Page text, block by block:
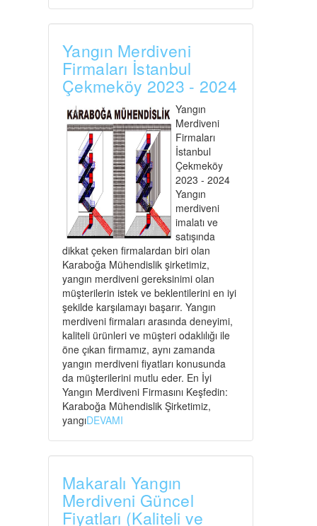
Yangın Merdiveni
Firmaları İstanbul
Çekmeköy 2023 - 2024
Yangın
Merdiveni
Firmaları
İstanbul
Çekmeköy
2023 - 2024
Yangın
merdiveni
imalatı ve
satışında
dikkat çeken firmalardan biri olan
Karaboğa Mühendislik şirketimiz,
yangın merdiveni gereksinimi olan
müşterilerin istek ve beklentilerini en iyi
şekilde karşılamayı başarır. Yangın
merdiveni firmaları arasında deneyimi,
kaliteli ürünleri ve müşteri odaklılığı ile
öne çıkan firmamız, aynı zamanda
yangın merdiveni fiyatları konusunda
da müşterilerini mutlu eder. En İyi
Yangın Merdiveni Firmasını Keşfedin:
Karaboğa Mühendislik Şirketimiz,
yangıDEVAMI
Makaralı Yangın
Merdiveni Güncel
Fiyatları (Kaliteli ve